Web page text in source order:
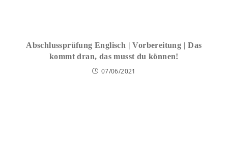
Abschlussprüfung Englisch | Vorbereitung | Das
kommt dran, das musst du können!
07/06/2021